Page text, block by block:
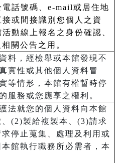
話號碼、e-mail或居住地
或間接識別您個人之資
動線上報名之身份確認、
關公告之用。
料，經檢舉或本館發現不
實性或其他個人資料冒
等情形，本館有權暫時停
服務或您應享之權利。
法就您的個人資料向本館
(2)製給複製本、(3)請求
停止蒐集、處理及利用或
館執行職務所必需者，本